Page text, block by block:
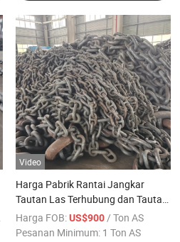
Video
Harga Pabrik Rantai Jangkar
Tautan Las Terhubung dan Tautan
Tanpa Tautan
Harga FOB:US$900 / Ton AS
Pesanan Minimum: 1 Ton AS